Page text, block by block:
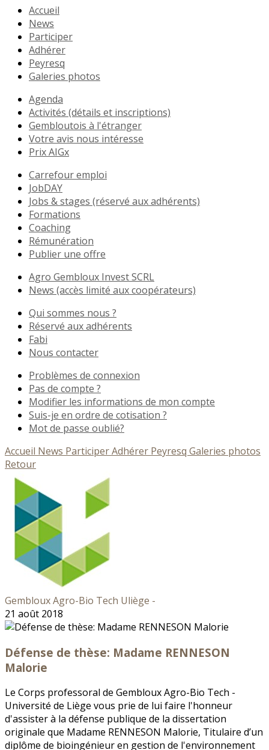
Accueil
News
Participer
Adhérer
Peyresq
Galeries photos
Agenda
Activités (détails et inscriptions)
Gembloutois à l'étranger
Votre avis nous intéresse
Prix AIGx
Carrefour emploi
JobDAY
Jobs & stages (réservé aux adhérents)
Formations
Coaching
Rémunération
Publier une offre
Agro Gembloux Invest SCRL
News (accès limité aux coopérateurs)
Qui sommes nous ?
Réservé aux adhérents
Fabi
Nous contacter
Problèmes de connexion
Pas de compte ?
Modifier les informations de mon compte
Suis-je en ordre de cotisation ?
Mot de passe oublié?
Accueil News ParticiperAdhérer Peyresq Galeries photos
Retour
Gembloux Agro-Bio Tech Uliège -
21 août 2018
Défense de thèse: Madame RENNESON
Malorie
Le Corps professoral de Gembloux Agro-Bio Tech -
Université de Liège vous prie de lui faire l'honneur
d'assister à la défense publique de la dissertation
originale que Madame RENNESON Malorie, Titulaire d’un
diplôme de bioingénieur en gestion de l'environnement